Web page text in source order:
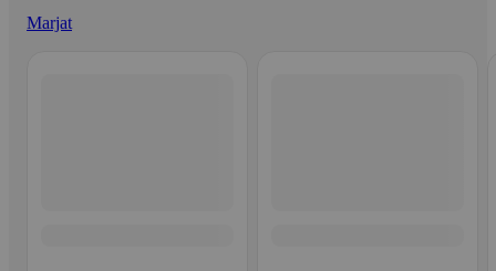
Marjat